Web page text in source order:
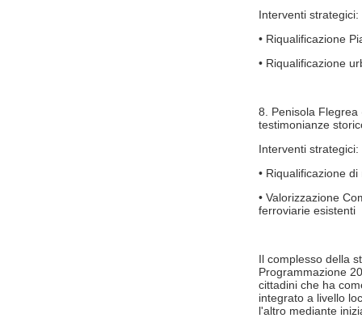
Interventi strategici:
• Riqualificazione
• Riqualificazione
8. Penisola
testimonianze
Interventi strategici:
• Riqualificazione
• Valorizzazione
ferroviarie esistenti
Il complesso della
Programmazione
cittadini che ha
integrato a livello
l'altro mediante